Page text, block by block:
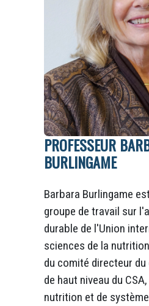
PROFESSEUR
BURLINGAME
Barbara Burlingame
groupe de travail sur
durable de l'Union
sciences de la
du comité directeur
de haut niveau du
nutrition et de